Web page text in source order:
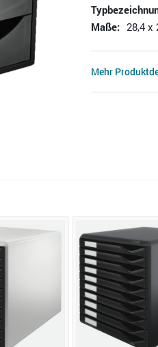
Maße: 28,4 x
Mehr